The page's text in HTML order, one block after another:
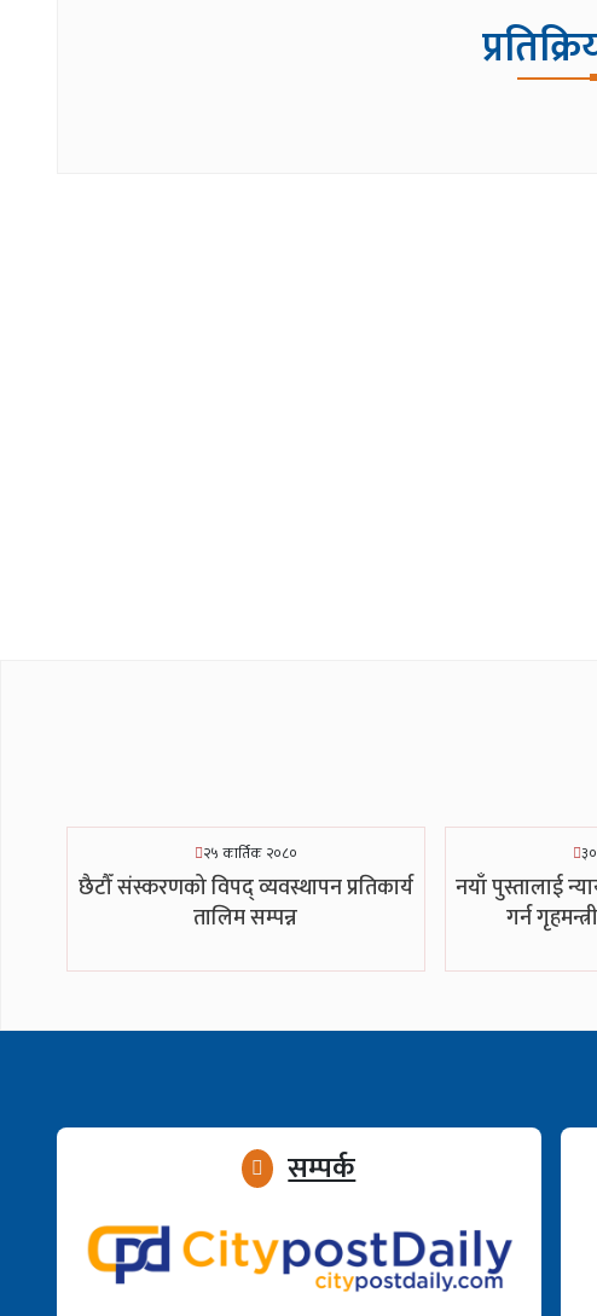
२५ कार्तिक २०८०
छैटौँ संस्करणको विपद् व्यवस्थापन प्रतिकार्य
तालिम सम्पन्न
नयाँ पुस्तालाई
गर्न
सम्पर्क